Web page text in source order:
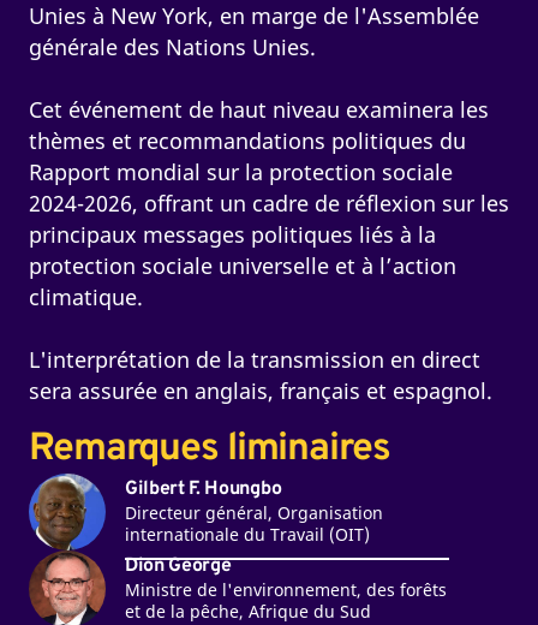
Unies à New York, en marge de l'Assemblée
générale des Nations Unies.
Cet événement de haut niveau examinera les
thèmes et recommandations politiques du
Rapport mondial sur la protection sociale
2024-2026, offrant un cadre de réflexion sur les
principaux messages politiques liés à la
protection sociale universelle et à l’action
climatique.
L'interprétation de la transmission en direct
sera assurée en anglais, français et espagnol.
Remarques liminaires
Gilbert F. Houngbo
Directeur général, Organisation
internationale du Travail (OIT)
Dion George
Ministre de l'environnement, des forêts
et de la pêche, Afrique du Sud